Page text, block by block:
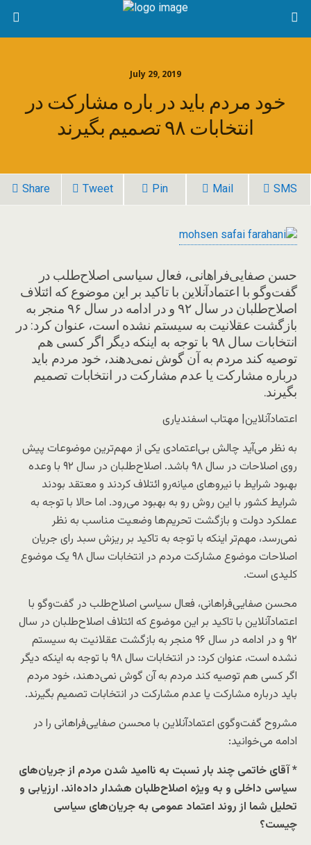
July 29, 2019
خود مردم باید در باره مشارکت در
انتخابات ۹۸ تصمیم بگیرند
Share Tweet Pin Mail SMS
حسن صفایی‌فراهانی، فعال سیاسی اصلاح‌طلب در
گفت‌وگو با اعتمادآنلاین با تاکید بر این موضوع که ائتلاف
اصلاح‌طلبان در سال ۹۲ و در ادامه در سال ۹۶ منجر به
بازگشت عقلانیت به سیستم نشده است، عنوان کرد: در
انتخابات سال ۹۸ با توجه به اینکه دیگر اگر کسی هم
توصیه کند مردم به آن گوش نمی‌دهند، خود مردم باید
درباره مشارکت یا عدم مشارکت در انتخابات تصمیم
بگیرند.
اعتمادآنلاین| مهتاب اسفندیاری
به نظر می‌آید چالش بی‌اعتمادی یکی از مهم‌ترین موضوعات پیش
روی اصلاحات در سال ۹۸ باشد. اصلاح‌طلبان در سال ۹۲ با وعده
بهبود شرایط با نیروهای میانه‌رو ائتلاف کردند و معتقد بودند
شرایط کشور با این روش رو به بهبود می‌رود. اما حالا با توجه به
عملکرد دولت و بازگشت تحریم‌ها وضعیت مناسب به نظر
نمی‌رسد، مهم‌تر اینکه با توجه به تاکید بر ریزش سبد رای جریان
اصلاحات موضوع مشارکت مردم در انتخابات سال ۹۸ یک موضوع
کلیدی است.
محسن صفایی‌فراهانی، فعال سیاسی اصلاح‌طلب در گفت‌وگو با
اعتمادآنلاین با تاکید بر این موضوع که ائتلاف اصلاح‌طلبان در سال
۹۲ و در ادامه در سال ۹۶ منجر به بازگشت عقلانیت به سیستم
نشده است، عنوان کرد: در انتخابات سال ۹۸ با توجه به اینکه دیگر
اگر کسی هم توصیه کند مردم به آن گوش نمی‌دهند، خود مردم
باید درباره مشارکت یا عدم مشارکت در انتخابات تصمیم بگیرند.
مشروح گفت‌وگوی اعتمادآنلاین با محسن صفایی‌فراهانی را در
ادامه می‌خوانید:
* آقای خاتمی چند بار نسبت به ناامید شدن مردم از جریان‌های
سیاسی داخلی و به ویژه اصلاح‌طلبان هشدار داده‌اند. ارزیابی و
تحلیل شما از روند اعتماد عمومی به جریان‌های سیاسی
چیست؟